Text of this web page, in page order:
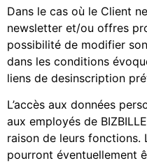
Dans le cas où le Client
newsletter et/ou offres
possibilité de modifier
dans les conditions
liens de desinscription
L’accès aux données
aux employés de
raison de leurs fonctions.
pourront éventuellement